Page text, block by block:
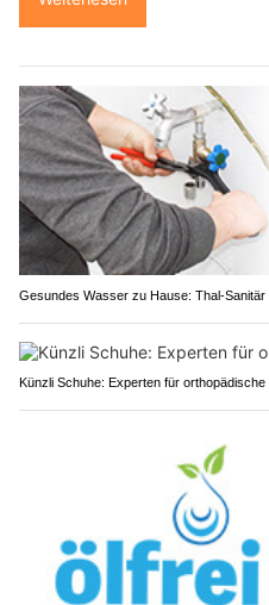
Gesundes Wasser zu Hause: Thal-
Künzli Schuhe: Experten für